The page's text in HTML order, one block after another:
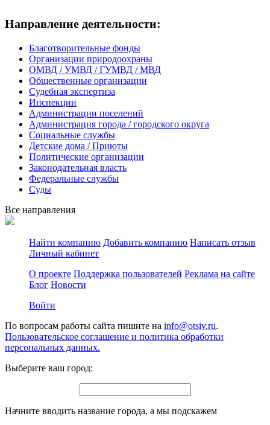
Направление деятельности:
Благотворительные фонды
Организации природоохраны
ОМВД / УМВД / ГУМВД / МВД
Общественные организации
Судебная экспертиза
Инспекции
Администрации поселений
Администрация города / городского округа
Социальные службы
Детские дома / Приюты
Политические организации
Законодательная власть
Федеральные службы
Суды
Все направления
Найти компанию Добавить компанию Написать отзыв
Личный кабинет
О проекте Поддержка пользователей Реклама на сайте
Блог Новости
Войти
По вопросам работы сайта пишите на info@otsiv.ru.
Пользовательское соглашение и политика обработки
персональных данных.
Выберите ваш город:
Начните вводить название города, а мы подскажем